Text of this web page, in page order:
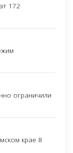
172
ограничили
крае 8